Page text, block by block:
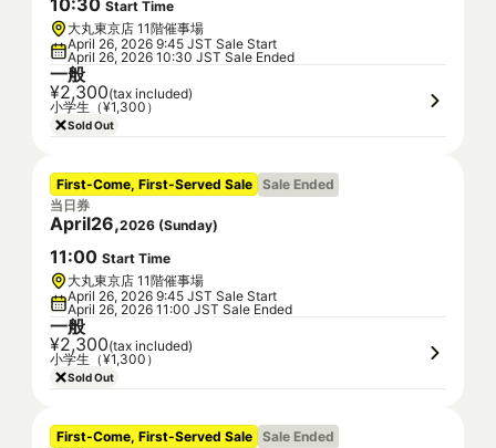
10:30 Start Time
大丸東京店 11階催事場
April 26, 2026 9:45 JST Sale Start
April 26, 2026 10:30 JST Sale Ended
一般
¥2,300(tax included)
小学生（¥1,300）
Sold Out
First-Come, First-Served Sale Sale Ended
当日券
April26,2026 (Sunday)
11:00 Start Time
大丸東京店 11階催事場
April 26, 2026 9:45 JST Sale Start
April 26, 2026 11:00 JST Sale Ended
一般
¥2,300(tax included)
小学生（¥1,300）
Sold Out
First-Come, First-Served Sale Sale Ended